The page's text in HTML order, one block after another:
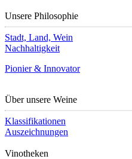
Unsere Philosophie
Stadt, Land, Wein
Nachhaltigkeit
Pionier & Innovator
Über unsere Weine
Klassifikationen
Auszeichnungen
Vinotheken